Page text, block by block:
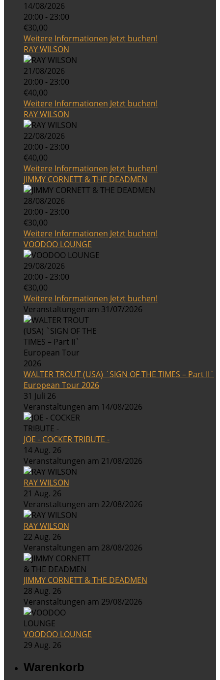
14/08/2026
20:00 - 23:00
€30,00
Weitere Informationen Jetzt buchen!
RAY WILSON
21/08/2026
20:00 - 23:00
€40,00
Weitere Informationen Jetzt buchen!
RAY WILSON
22/08/2026
20:00 - 23:00
€40,00
Weitere Informationen Jetzt buchen!
JIMMY CORNETT & THE DEADMEN
28/08/2026
20:00 - 23:00
€30,00
Weitere Informationen Jetzt buchen!
VOODOO LOUNGE
29/08/2026
20:00 - 23:00
€30,00
Weitere Informationen Jetzt buchen!
Veranstaltungen am 31/07/2026
WALTER TROUT (USA) `SIGN OF THE TIMES – Part II`
European Tour 2026
31 Juli 26
Veranstaltungen am 14/08/2026
JOE - COCKER TRIBUTE -
14 Aug. 26
Veranstaltungen am 21/08/2026
RAY WILSON
21 Aug. 26
Veranstaltungen am 22/08/2026
RAY WILSON
22 Aug. 26
Veranstaltungen am 28/08/2026
JIMMY CORNETT & THE DEADMEN
28 Aug. 26
Veranstaltungen am 29/08/2026
VOODOO LOUNGE
29 Aug. 26
Warenkorb